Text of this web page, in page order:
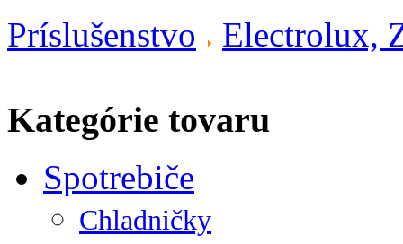
Príslušenstvo
Electrolux,
Kategórie tovaru
Spotrebiče
Chladničky